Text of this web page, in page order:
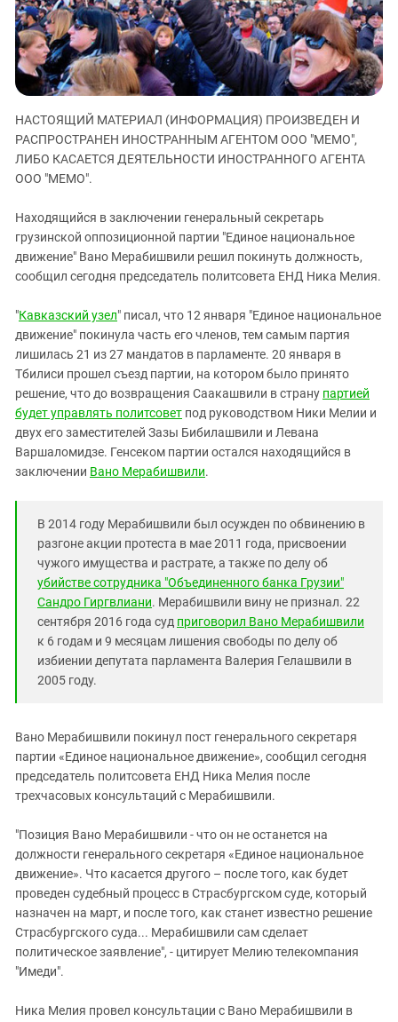
ЗАСТАВЛЯЕТ
КАВКАЗ ЗА ПАЛЕСТИНУ
ИНАКОМЫСЛИЕ В ЧЕЧНЕ
ПРЕСЛЕДОВАНИЕ АКТИВИСТОВ
МОБИЛИЗАЦИЯ И ПРОТЕСТЫ
Дагестан
Ингушетия
Кабардино-Балкария
Калмыкия
Карачаево-Черкесия
Краснодарский край
Нагорный Карабах
Ростовская область
Северная Осетия - Алания
Ставропольский край
Южная Осетия
Южный Кавказ
ЮФО
НАСТОЯЩИЙ МАТЕРИАЛ (ИНФОРМАЦИЯ) ПРОИЗВЕДЕН И
РАСПРОСТРАНЕН ИНОСТРАННЫМ АГЕНТОМ ООО "МЕМО",
ЛИБО КАСАЕТСЯ ДЕЯТЕЛЬНОСТИ ИНОСТРАННОГО АГЕНТА
ООО "МЕМО".
Находящийся в заключении генеральный секретарь
грузинской оппозиционной партии "Единое национальное
движение" Вано Мерабишвили решил покинуть должность,
сообщил сегодня председатель политсовета ЕНД Ника Мелия.
"Кавказский узел" писал, что 12 января "Единое национальное
движение" покинула часть его членов, тем самым партия
лишилась 21 из 27 мандатов в парламенте. 20 января в
Тбилиси прошел съезд партии, на котором было принято
решение, что до возвращения Саакашвили в страну партией
будет управлять политсовет под руководством Ники Мелии и
двух его заместителей Зазы Бибилашвили и Левана
Варшаломидзе. Генсеком партии остался находящийся в
заключении Вано Мерабишвили.
В 2014 году Мерабишвили был осужден по обвинению в
разгоне акции протеста в мае 2011 года, присвоении
чужого имущества и растрате, а также по делу об
убийстве сотрудника "Объединенного банка Грузии"
Сандро Гиргвлиани. Мерабишвили вину не признал. 22
сентября 2016 года суд приговорил Вано Мерабишвили
к 6 годам и 9 месяцам лишения свободы по делу об
избиении депутата парламента Валерия Гелашвили в
2005 году.
Вано Мерабишвили покинул пост генерального секретаря
партии «Единое национальное движение», сообщил сегодня
председатель политсовета ЕНД Ника Мелия после
трехчасовых консультаций с Мерабишвили.
"Позиция Вано Мерабишвили - что он не останется на
должности генерального секретаря «Единое национальное
движение». Что касается другого – после того, как будет
проведен судебный процесс в Страсбургском суде, который
назначен на март, и после того, как станет известно решение
Страсбургского суда... Мерабишвили сам сделает
политическое заявление", - цитирует Мелию телекомпания
"Имеди".
Ника Мелия провел консультации с Вано Мерабишвили в